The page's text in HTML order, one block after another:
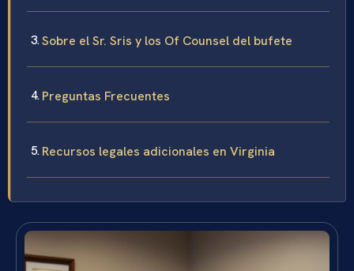
Sobre el Sr. Sris y los Of Counsel del bufete
Preguntas Frecuentes
Recursos legales adicionales en Virginia